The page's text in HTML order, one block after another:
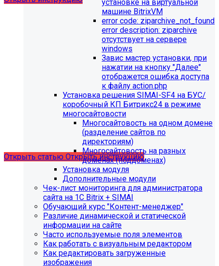
будет ограничена поддержка продуктов на
PHP версии ниже 8.2.Рекомендуемая версия PHP - 8.4
будет ограничена поддержка продуктов на
MySql версии ниже 8.0.0.Рекомендуемая версия MySql
Открыть статью Открыть инструкцию
установке на виртуальной
машине BitrixVM
error сode: ziparchive_not_found
error description: ziparchive
отсутствует на сервере
windows
Завис мастер установки, при
нажатии на кнопку "Далее"
отображется ошибка доступа
к файлу action.php
Установка решения SIMAI-SF4 на БУС/
коробочный КП Битрикс24 в режиме
многосайтовости
Многосайтовость на одном домене
(разделение сайтов по
директориям)
Многосайтовость на разных
доменах (поддоменах)
Установка модуля
Дополнительные модули
Чек-лист мониторинга для администратора
сайта на 1С Bitrix + SIMAI
Обучающий курс "Контент-менеджер"
Различие динамической и статической
информации на сайте
Часто используемые поля элементов
Как работать с визуальным редактором
Как редактировать загруженные
изображения